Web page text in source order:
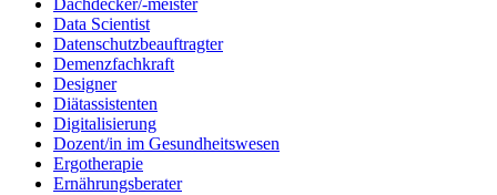
Dachdecker/-meister
Data Scientist
Datenschutzbeauftragter
Demenzfachkraft
Designer
Diätassistenten
Digitalisierung
Dozent/in im Gesundheitswesen
Ergotherapie
Ernährungsberater